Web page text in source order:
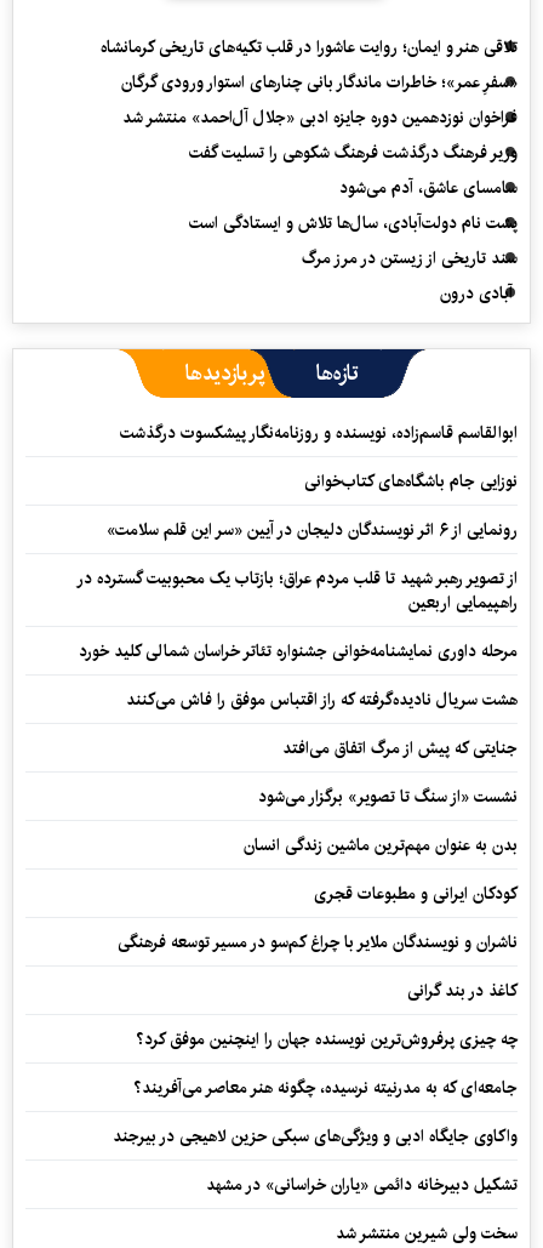
تلاقی هنر و ایمان؛ روایت عاشورا در قلب تکیه‌های تاریخی کرمانشاه
«سفرِ عمر»؛ خاطرات ماندگار بانی چنارهای استوار ورودی گرگان
فراخوان نوزدهمین دوره جایزه ادبی «جلال آل‌احمد» منتشر شد
وزیر فرهنگ درگذشت فرهنگ شکوهی را تسلیت گفت
سامسای عاشق، آدم می‌شود
پشت نام دولت‌آبادی، سال‌ها تلاش و ایستادگی است
سند تاریخی از زیستن در مرز مرگ
آبادی درون
تازه‌ها پربازدیدها
ابوالقاسم قاسم‌زاده، نویسنده و روزنامه‌نگار پیشکسوت درگذشت
نوزایی جام باشگاه‌های کتاب‌خوانی
رونمایی از ۶ اثر نویسندگان دلیجان در آیین «سر این قلم سلامت»
از تصویر رهبر شهید تا قلب مردم عراق؛ بازتاب یک محبوبیت گسترده در
راهپیمایی اربعین
مرحله داوری نمایشنامه‌خوانی جشنواره تئاتر خراسان شمالی کلید خورد
هشت سریال نادیده‌گرفته که راز اقتباس موفق را فاش می‌کنند
جنایتی که پیش از مرگ اتفاق می‌افتد
نشست «از سنگ تا تصویر» برگزار می‌شود
بدن به عنوان مهم‌ترین ماشین زندگی انسان
کودکان ایرانی و مطبوعات قجری
ناشران و نویسندگان ملایر با چراغ کم‌سو در مسیر توسعه فرهنگی
کاغذ در بند گرانی
چه چیزی پرفروش‌ترین نویسنده جهان را اینچنین موفق کرد؟
جامعه‌ای که به مدرنیته نرسیده، چگونه هنر معاصر می‌آفریند؟
واکاوی جایگاه ادبی و ویژگی‌های سبکی حزین لاهیجی در بیرجند
تشکیل دبیرخانه دائمی «یاران خراسانی» در مشهد
سخت ولی شیرین منتشر شد